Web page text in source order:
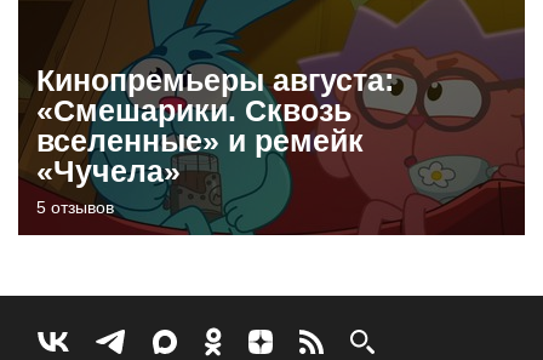
Кинопремьеры августа:
«Смешарики. Сквозь
вселенные» и ремейк
«Чучела»
5 отзывов